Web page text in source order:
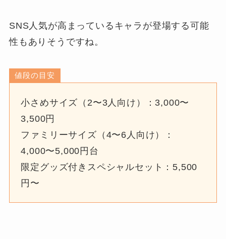
SNS人気が高まっているキャラが登場する可能
性もありそうですね。
値段の目安
小さめサイズ（2〜3人向け）：3,000〜
3,500円
ファミリーサイズ（4〜6人向け）：
4,000〜5,000円台
限定グッズ付きスペシャルセット：5,500
円〜